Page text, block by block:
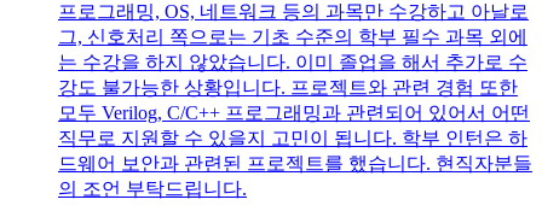
프로그래밍, OS, 네트워크 등의 과목만 수강하고 아날로
그, 신호처리 쪽으로는 기초 수준의 학부 필수 과목 외에
는 수강을 하지 않았습니다. 이미 졸업을 해서 추가로 수
강도 불가능한 상황입니다. 프로젝트와 관련 경험 또한
모두 Verilog, C/C++ 프로그래밍과 관련되어 있어서 어떤
직무로 지원할 수 있을지 고민이 됩니다. 학부 인턴은 하
드웨어 보안과 관련된 프로젝트를 했습니다. 현직자분들
의 조언 부탁드립니다.